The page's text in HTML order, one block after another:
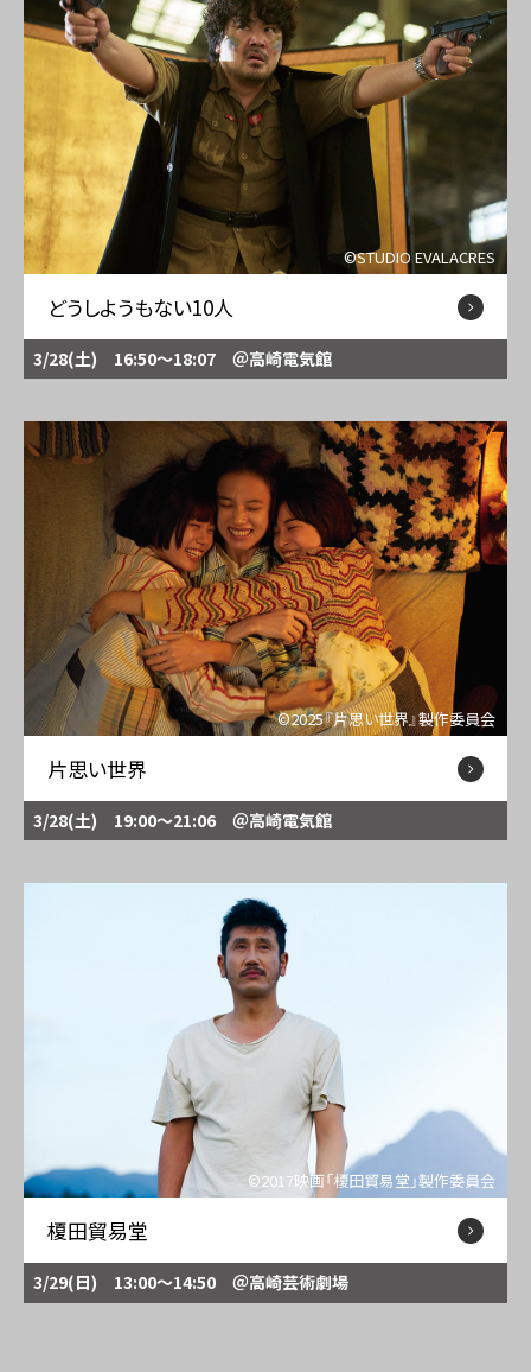
©STUDIO EVALACRES
どうしようもない10人
3/28(土) 16:50～18:07 ＠高崎電気館
©2025『片思い世界』製作委員会
片思い世界
3/28(土) 19:00～21:06 ＠高崎電気館
©2017映画「榎田貿易堂」製作委員会
榎田貿易堂
3/29(日) 13:00～14:50 ＠高崎芸術劇場